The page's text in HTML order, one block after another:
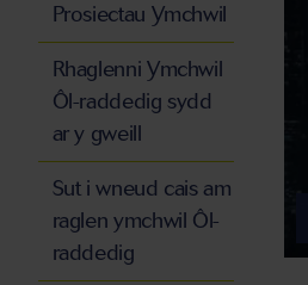
Prosiectau Ymchwil
Rhaglenni Ymchwil
Ôl-raddedig sydd
ar y gweill
Sut i wneud cais am
raglen ymchwil Ôl-
raddedig